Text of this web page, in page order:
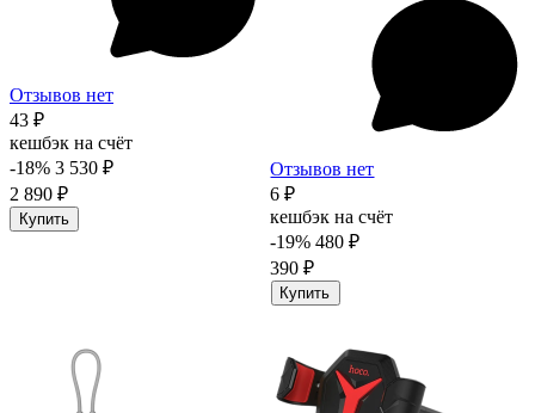
Отзывов нет
43 ₽
кешбэк на счёт
-18% 3 530 ₽
2 890 ₽
Купить
Отзывов нет
6 ₽
кешбэк на счёт
-19% 480 ₽
390 ₽
Купить